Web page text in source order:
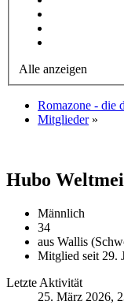
Alle anzeigen
Romazone - die
Mitglieder »
Hubo
Männlich
34
aus Wallis
Mitglied seit 29.
Letzte Aktivität
25. März 2026,